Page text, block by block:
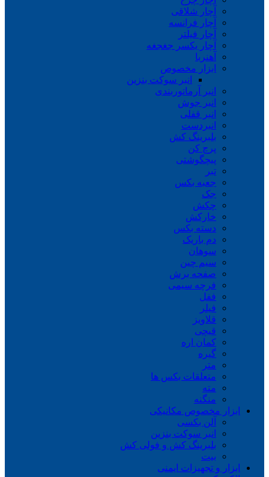
آچار شلاقی
آچار فرانسه
آچار فیلتر
آچار یکسر جغجغه
آهنربا
ابزار مخصوص
انبر سوکت بنزین
انبر آرماتوربندی
انبر جوش
انبر قفلی
انبردست
بلبرینگ کش
پرچ کن
پیچگوشتی
تبر
جعبه بکس
جک
چکش
خارکش
دسته بکس
دم باریک
سوهان
سیم چین
صفحه برش
فرچه سیمی
ففل
فیلر
قلاویز
قیچی
کمان اره
گیره
متر
متعلقات بکس ها
مته
منگنه
ابزار مخصوص مکانیکی
آلن بکسی
انبر سوکت بنزین
بلبرینگ کش و فولی کش
بیت
ابزار و تجهیزات ایمنی